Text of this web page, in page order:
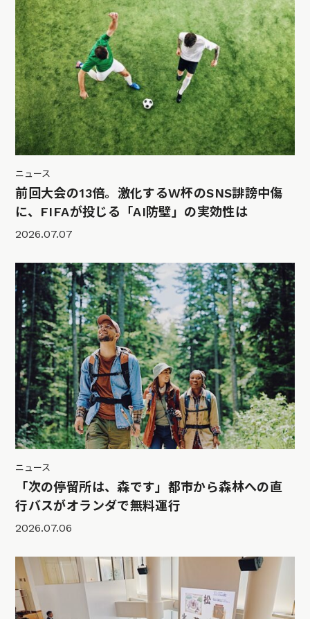
ニュース
前回大会の13倍。激化するW杯のSNS誹謗中傷
に、FIFAが投じる「AI防壁」の実効性は
2026.07.07
ニュース
「次の停留所は、森です」都市から森林への直
行バスがオランダで無料運行
2026.07.06